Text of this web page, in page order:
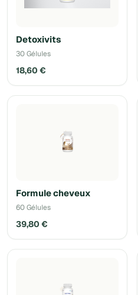
Detoxivits
30 Gélules
18,60 €
Formule cheveux
60 Gélules
39,80 €